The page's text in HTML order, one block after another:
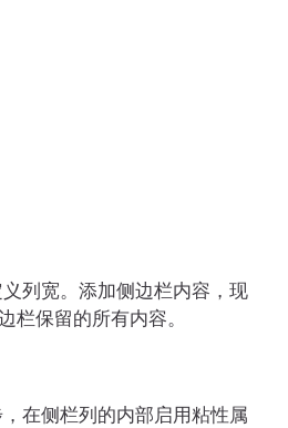
宽。添加侧边栏内容，现
栏保留的所有内容。
侧栏列的内部启用粘性属